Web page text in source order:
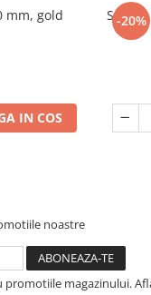
mm, gold
IN COS
-20%
noastre
promotiile magazinului.